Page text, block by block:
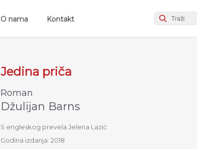
O nama Kontakt
Jedina priča
Roman
Džulijan Barns
S engleskog prevela Jelena Lazić
Godina izdanja: 2018